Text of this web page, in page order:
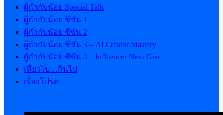
ผู้กำกับน้อย Special Talk
ผู้กำกับน้อย ซีซัน 1
ผู้กำกับน้อย ซีซัน 2
ผู้กำกับน้อย ซีซัน 3 – AI Creator Mastery
ผู้กำกับน้อย ซีซัน 3 – Influencer Next Gen
เที่ยวไป…กินไป
เรื่องโปรด